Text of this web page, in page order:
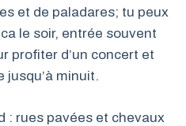
et de paladares; tu peux
le soir, entrée souvent
profiter d’un concert et
jusqu’à minuit.
: rues pavées et chevaux